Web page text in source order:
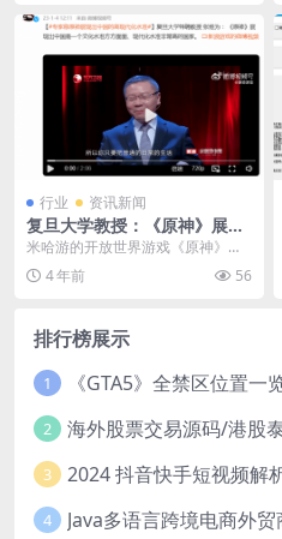
行业 资讯新闻
复旦大学教授：《原神》展现
出中国的高现代化水准
米哈游的开放世界游戏《原神》在
不仅在国内很火，在海外市场的表
现也非常好。游戏中以...
4 年前 56
排行榜展示
1 《GTA5》全禁区位置一
2
3 2024 抖音快手短视频解
4